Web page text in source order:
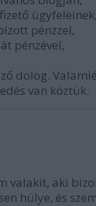
ügyfeleinek,
pénzzel,
pénzével,
dolog.
van köztük.
valakit, aki
hülye, és